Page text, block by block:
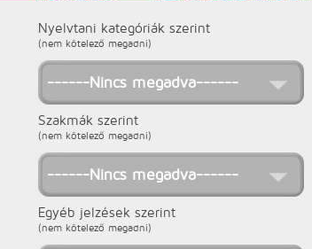
Nyelvtani kategóriák szerint
(nem kötelező megadni)
------Nincs megadva------
Szakmák szerint
(nem kötelező megadni)
------Nincs megadva------
Egyéb jelzések szerint
(nem kötelező megadni)